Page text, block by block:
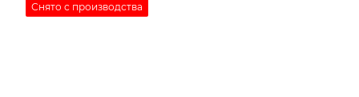
Снято с производства